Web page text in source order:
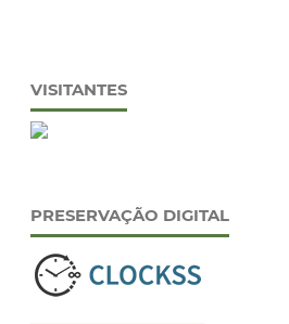
VISITANTES
PRESERVAÇÃO DIGITAL